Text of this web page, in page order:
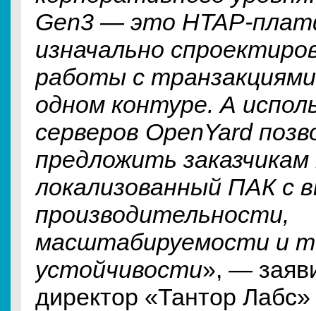
Gen3 — это HTAP-
изначально
работы с
одном контуре. А
серверов OpenYard
предложить
локализованный ПАК с
производительности,
масштабируемости и
устойчивости», —
директор «Тантор Лабс»